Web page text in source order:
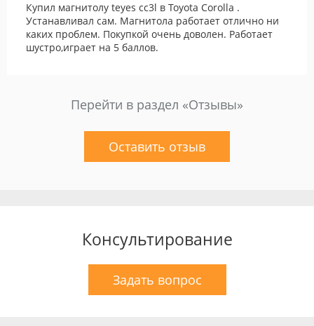
Купил магнитолу teyes cc3l в Toyota Corolla .
Устанавливал сам. Магнитола работает отлично ни
каких проблем. Покупкой очень доволен. Работает
шустро,играет на 5 баллов.
Перейти в раздел «Отзывы»
Оставить отзыв
Консультирование
Задать вопрос